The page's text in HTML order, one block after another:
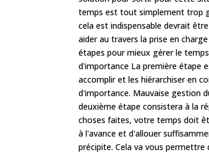
temps est tout simplement trop
cela est indispensable devrait
aider au travers la prise en
étapes pour mieux gérer le
d'importance La première étape
accomplir et les hiérarchiser en
d'importance. Mauvaise gestion
deuxième étape consistera à la
choses faites, votre temps doit
à l'avance et d'allouer
précipite. Cela va vous